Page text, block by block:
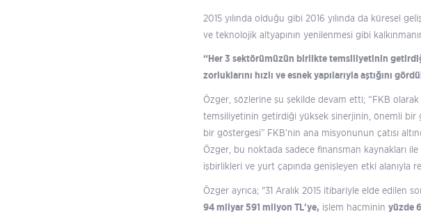
2015 yılında olduğu gibi 2016 yılında da küresel
ve teknolojik altyapının yenilenmesi gibi
“Her 3 sektörümüzün birlikte temsiliyetinin
zorluklarını hızlı ve esnek yapılarıyla aştığını
Özger, sözlerine şu şekilde devam etti; “FKB
temsiliyetinin getirdiği yüksek sinerjinin, önemli bir
bir göstergesi” FKB’nin ana misyonunun çatısı
Özger, bu noktada sadece finansman kaynakları
işbirlikleri ve yurt çapında genişleyen etki alanıyla
Özger ayrıca; "31 Aralık 2015 itibariyle elde edilen
94 milyar 591 milyon TL'ye, işlem hacminin yüzde